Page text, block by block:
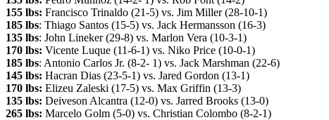
155 lbs: Francisco Trinaldo (21-5) vs. Jim Miller (28-10-1)
185 lbs: Thiago Santos (15-5) vs. Jack Hermansson (16-3)
135 lbs: John Lineker (29-8) vs. Marlon Vera (10-3-1)
170 lbs: Vicente Luque (11-6-1) vs. Niko Price (10-0-1)
185 lbs: Antonio Carlos Jr. (8-2- 1) vs. Jack Marshman (22-6)
145 lbs: Hacran Dias (23-5-1) vs. Jared Gordon (13-1)
170 lbs: Elizeu Zaleski (17-5) vs. Max Griffin (13-3)
135 lbs: Deiveson Alcantra (12-0) vs. Jarred Brooks (13-0)
265 lbs: Marcelo Golm (5-0) vs. Christian Colombo (8-2-1)